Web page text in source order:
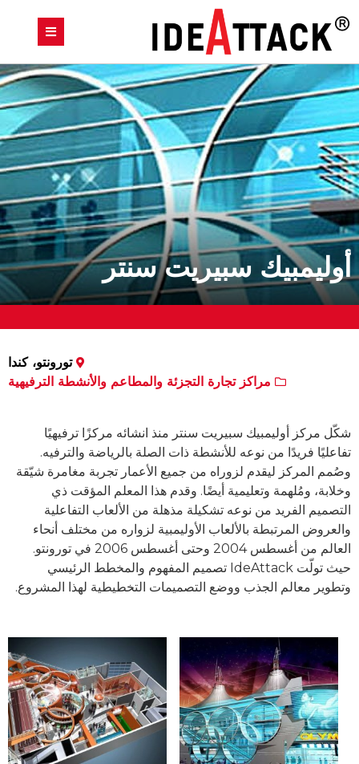
أوليمبيك سبيريت سنتر
تورونتو، كندا
مراكز تجارة التجزئة والمطاعم والأنشطة الترفيهية
شكّل مركز أوليمبيك سبيريت سنتر منذ انشائه مركزًا ترفيهيًا
تفاعليًا فريدًا من نوعه للأنشطة ذات الصلة بالرياضة والترفيه.
وصُمم المركز ليقدم لزوراه من جميع الأعمار تجربة مغامرة شيّقة
وخلابة، ومُلهمة وتعليمية أيضًا. وقدم هذا المعلم المؤقت ذي
التصميم الفريد من نوعه تشكيلة مذهلة من الألعاب التفاعلية
والعروض المرتبطة بالألعاب الأوليمبية لزواره من مختلف أنحاء
العالم من أغسطس 2004 وحتى أغسطس 2006 في تورونتو.
حيث تولّت IdeAttack تصميم المفهوم والمخطط الرئيسي
وتطوير معالم الجذب ووضع التصميمات التخطيطية لهذا المشروع.